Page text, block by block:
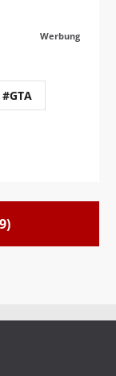
Werbung
#GTA